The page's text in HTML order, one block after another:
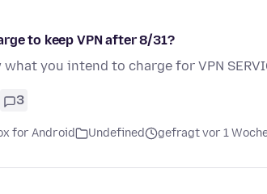
to keep VPN after 8/31?
what you intend to charge for VPN
3
for Android Undefined gefragt vor 1